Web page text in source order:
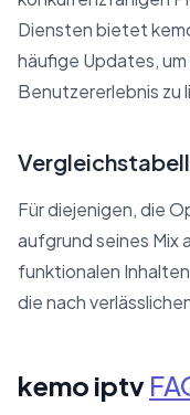
Diensten bietet
häufige Updates,
Benutzererlebnis zu
Für diejenigen, die
aufgrund seines Mix
funktionalen
die nach
kemo iptv